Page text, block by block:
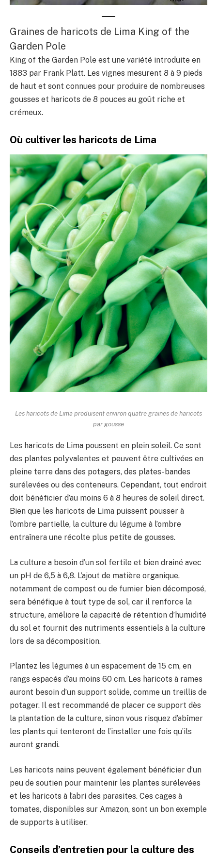
Graines de haricots de Lima King of the
Garden Pole
King of the Garden Pole est une variété introduite en
1883 par Frank Platt. Les vignes mesurent 8 à 9 pieds
de haut et sont connues pour produire de nombreuses
gousses et haricots de 8 pouces au goût riche et
crémeux.
Où cultiver les haricots de Lima
Les haricots de Lima produisent environ quatre graines de haricots
par gousse
Les haricots de Lima poussent en plein soleil. Ce sont
des plantes polyvalentes et peuvent être cultivées en
pleine terre dans des potagers, des plates-bandes
surélevées ou des conteneurs. Cependant, tout endroit
doit bénéficier d’au moins 6 à 8 heures de soleil direct.
Bien que les haricots de Lima puissent pousser à
l’ombre partielle, la culture du légume à l’ombre
entraînera une récolte plus petite de gousses.
La culture a besoin d’un sol fertile et bien drainé avec
un pH de 6,5 à 6,8. L’ajout de matière organique,
notamment de compost ou de fumier bien décomposé,
sera bénéfique à tout type de sol, car il renforce la
structure, améliore la capacité de rétention d’humidité
du sol et fournit des nutriments essentiels à la culture
lors de sa décomposition.
Plantez les légumes à un espacement de 15 cm, en
rangs espacés d’au moins 60 cm. Les haricots à rames
auront besoin d’un support solide, comme un treillis de
potager. Il est recommandé de placer ce support dès
la plantation de la culture, sinon vous risquez d’abîmer
les plants qui tenteront de l’installer une fois qu’ils
auront grandi.
Les haricots nains peuvent également bénéficier d’un
peu de soutien pour maintenir les plantes surélevées
et les haricots à l’abri des parasites. Ces cages à
tomates, disponibles sur Amazon, sont un bon exemple
de supports à utiliser.
Conseils d’entretien pour la culture des